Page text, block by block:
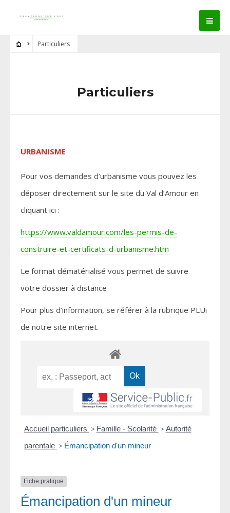
Particuliers
Particuliers
URBANISME
Pour vos demandes d’urbanisme vous pouvez les
déposer directement sur le site du Val d’Amour en
cliquant ici :
https://www.valdamour.com/les-permis-de-
construire-et-certificats-d-urbanisme.htm
Le format dématérialisé vous permet de suivre
votre dossier à distance
Pour plus d’information, se référer à la rubrique PLUi
de notre site internet.
Accueil particuliers > Famille - Scolarité > Autorité
parentale > Émancipation d'un mineur
Fiche pratique
Émancipation d'un mineur